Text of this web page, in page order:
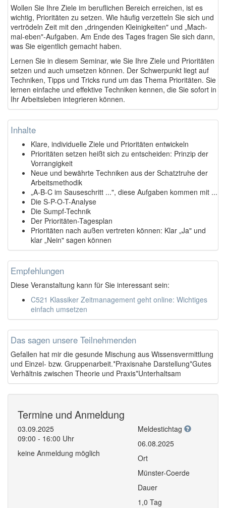
Wollen Sie Ihre Ziele im beruflichen Bereich erreichen, ist es
wichtig, Prioritäten zu setzen. Wie häufig verzetteln Sie sich und
vertrödeln Zeit mit den „dringenden Kleinigkeiten" und „Mach-
mal-eben"-Aufgaben. Am Ende des Tages fragen Sie sich dann,
was Sie eigentlich gemacht haben.
Lernen Sie in diesem Seminar, wie Sie Ihre Ziele und Prioritäten
setzen und auch umsetzen können. Der Schwerpunkt liegt auf
Techniken, Tipps und Tricks rund um das Thema Prioritäten. Sie
lernen einfache und effektive Techniken kennen, die Sie sofort in
Ihr Arbeitsleben integrieren können.
Inhalte
Klare, individuelle Ziele und Prioritäten entwickeln
Prioritäten setzen heißt sich zu entscheiden: Prinzip der
Vorrangigkeit
Neue und bewährte Techniken aus der Schatztruhe der
Arbeitsmethodik
„A-B-C im Sauseschritt ...", diese Aufgaben kommen mit ...
Die S-P-O-T-Analyse
Die Sumpf-Technik
Der Prioritäten-Tagesplan
Prioritäten nach außen vertreten können: Klar „Ja" und
klar „Nein" sagen können
Empfehlungen
Diese Veranstaltung kann für Sie interessant sein:
C521 Klassiker Zeitmanagement geht online: Wichtiges
einfach umsetzen
Das sagen unsere Teilnehmenden
Gefallen hat mir die gesunde Mischung aus Wissensvermittlung
und Einzel- bzw. Gruppenarbeit.*Praxisnahe Darstellung*Gutes
Verhältnis zwischen Theorie und Praxis*Unterhaltsam
Termine und Anmeldung
03.09.2025
09:00 - 16:00 Uhr
keine Anmeldung möglich
Meldestichtag
06.08.2025
Ort
Münster-Coerde
Dauer
1,0 Tag